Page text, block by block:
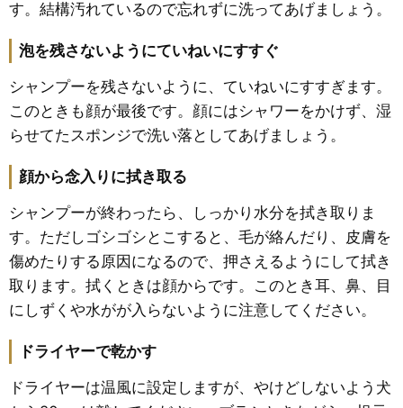
す。結構汚れているので忘れずに洗ってあげましょう。
泡を残さないようにていねいにすすぐ
シャンプーを残さないように、ていねいにすすぎます。
このときも顔が最後です。顔にはシャワーをかけず、湿
らせてたスポンジで洗い落としてあげましょう。
顔から念入りに拭き取る
シャンプーが終わったら、しっかり水分を拭き取りま
す。ただしゴシゴシとこすると、毛が絡んだり、皮膚を
傷めたりする原因になるので、押さえるようにして拭き
取ります。拭くときは顔からです。このとき耳、鼻、目
にしずくや水がが入らないように注意してください。
ドライヤーで乾かす
ドライヤーは温風に設定しますが、やけどしないよう犬